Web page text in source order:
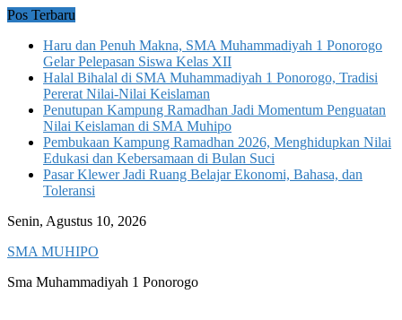
Skip
content
Pos Terbaru
Haru dan Penuh Makna, SMA Muhammadiyah 1 Ponorogo
Gelar Pelepasan Siswa Kelas XII
Halal Bihalal di SMA Muhammadiyah 1 Ponorogo, Tradisi
Pererat Nilai-Nilai Keislaman
Penutupan Kampung Ramadhan Jadi Momentum Penguatan
Nilai Keislaman di SMA Muhipo
Pembukaan Kampung Ramadhan 2026, Menghidupkan Nilai
Edukasi dan Kebersamaan di Bulan Suci
Pasar Klewer Jadi Ruang Belajar Ekonomi, Bahasa, dan
Toleransi
Senin, Agustus 10, 2026
SMA MUHIPO
Sma Muhammadiyah 1 Ponorogo